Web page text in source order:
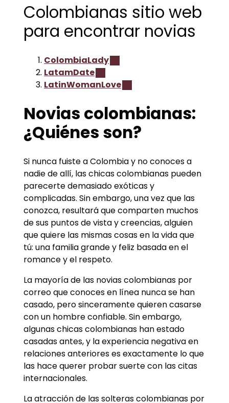
Colombianas sitio web
para encontrar novias
ColombiaLady
LatamDate
LatinWomanLove
Novias colombianas:
¿Quiénes son?
Si nunca fuiste a Colombia y no conoces a
nadie de allí, las chicas colombianas pueden
parecerte demasiado exóticas y
complicadas. Sin embargo, una vez que las
conozca, resultará que comparten muchos
de sus puntos de vista y creencias, alguien
que quiere las mismas cosas en la vida que
tú: una familia grande y feliz basada en el
romance y el respeto.
La mayoría de las novias colombianas por
correo que conoces en línea nunca se han
casado, pero sinceramente quieren casarse
con un hombre confiable. Sin embargo,
algunas chicas colombianas han estado
casadas antes, y la experiencia negativa en
relaciones anteriores es exactamente lo que
las hace querer probar suerte con las citas
internacionales.
La atracción de las solteras colombianas por